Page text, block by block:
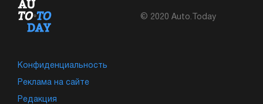
© 2020 Auto.Today
Конфиденциальность
Реклама на сайте
Редакция